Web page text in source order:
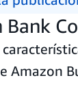
Bank
Amazon